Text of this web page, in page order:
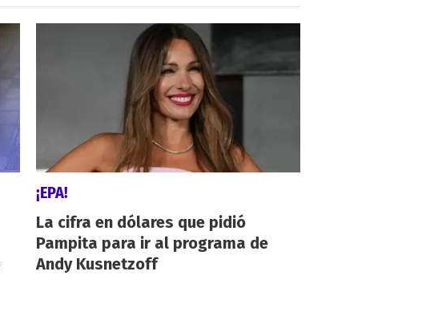
¡EPA!
La cifra en dólares que pidió
Pampita para ir al programa de
Andy Kusnetzoff